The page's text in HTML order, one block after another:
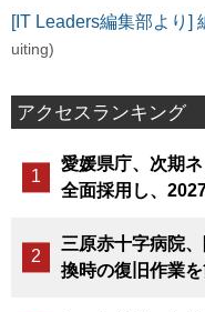
[IT Leaders編集部より]
uiting)
アクセスランキング
愛媛県庁、次期
全面採用し、
三原赤十字病院
換時の復旧作業